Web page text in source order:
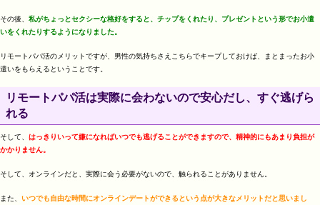
その後、 私がちょっとセクシーな格好をすると、チップをくれたり、プレゼントという形でお小遣
いをくれたりするようになりました。
リモートパパ活のメリットですが、男性の気持ちさえこちらでキープしておけば、まとまったお小
遣いをもらえるということです。
リモートパパ活は実際に会わないので安心だし、すぐ逃げら
れる
そして、 はっきりいって嫌になればいつでも逃げることができますので、精神的にもあまり負担が
かかりません。
そして、オンラインだと、実際に会う必要がないので、触られることがありません。
また、 いつでも自由な時間にオンラインデートができるという点が大きなメリットだと思いまし